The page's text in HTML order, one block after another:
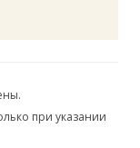
при указании